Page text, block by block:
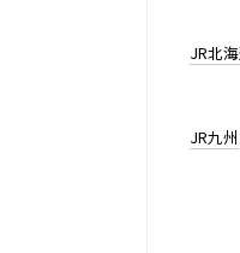
JR北
JR九州